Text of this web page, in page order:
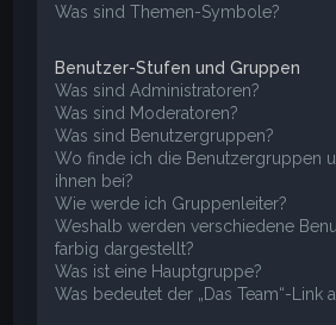
Was sind Themen-Symbole?
Benutzer-Stufen und Gruppen
Was sind Administratoren?
Was sind Moderatoren?
Was sind Benutzergruppen?
Wo finde ich die Benutzergruppen
ihnen bei?
Wie werde ich Gruppenleiter?
Weshalb werden verschiedene
farbig dargestellt?
Was ist eine Hauptgruppe?
Was bedeutet der „Das Team“-Link